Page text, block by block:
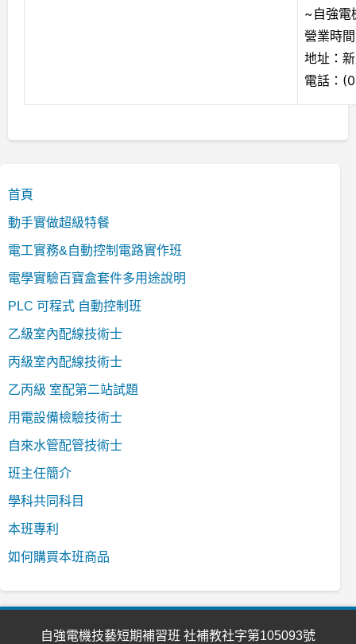
~自強電
營業時
地址：
電話：
首頁
動手實做超級特餐
電工實務&自動控制電路實作班
電學實驗百寶盒套件多用途說明
PLC 可程式 自動控制班
乙級室內配線技術士
丙級室內配線技術士
乙丙級 室配第二站試題
用電設備檢驗技術士
自來水管配管技術士
班主任簡介
學科共同科目
本班專利
如何購買本班商品
自強電機技藝短期補習班 社補教社字第105093號